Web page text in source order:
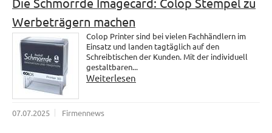
Werbeträgern machen
Colop Printer sind bei vielen Fachhändlern im
Einsatz und landen tagtäglich auf den
Schreibtischen der Kunden. Mit der individuell
gestaltbaren...
Weiterlesen
07.07.2025 Firmennews